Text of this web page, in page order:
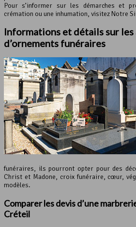
Pour s’informer sur les démarches et
crémation ou une inhumation, visitez Notre
Informations et détails sur
d’ornements funéraires
funéraires, ils pourront opter pour des
Christ et Madone, croix funéraire, cœur,
modèles.
Comparer les devis d’une
Créteil